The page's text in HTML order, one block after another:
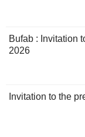
Bufab : Invitation
2026
Invitation to the